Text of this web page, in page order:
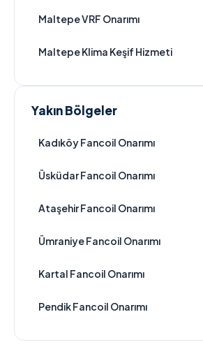
Maltepe VRF Onarımı
Maltepe Klima Keşif Hizmeti
Yakın Bölgeler
Kadıköy Fancoil Onarımı
Üsküdar Fancoil Onarımı
Ataşehir Fancoil Onarımı
Ümraniye Fancoil Onarımı
Kartal Fancoil Onarımı
Pendik Fancoil Onarımı